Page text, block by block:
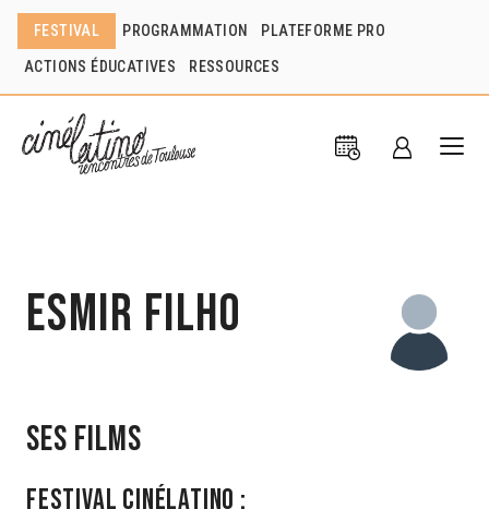
FESTIVAL PROGRAMMATION PLATEFORME PRO
ACTIONS ÉDUCATIVES RESSOURCES
Esmir Filho
Ses films
Festival Cinélatino :